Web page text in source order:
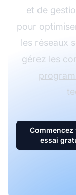
et de
pour
les réseaux
gérez les
Commencez
essai